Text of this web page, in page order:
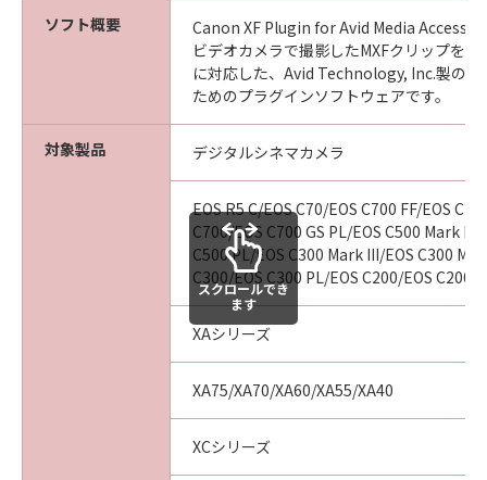
ソフト概要
Canon XF Plugin for Avid Media Access
ビデオカメラで撮影したMXFクリップを
に対応した、Avid Technology, Inc.製のシ
ためのプラグインソフトウェアです。
対象製品 デジタルシネマカメラ
EOS R5 C/EOS C70/EOS C700 FF/EOS
C700/EOS C700 GS PL/EOS C500 Mark II/
C500 PL/EOS C300 Mark III/EOS C300
C300/EOS C300 PL/EOS C200/EOS C200B
XAシリーズ
XA75/XA70/XA60/XA55/XA40
XCシリーズ
スクロールでき
ます